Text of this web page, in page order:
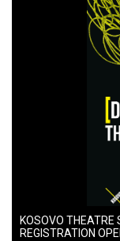
KOSOVO THEATRE
REGISTRATION